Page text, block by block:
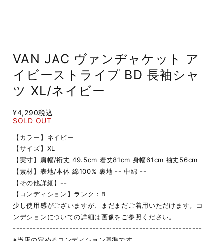
VAN JAC ヴァンヂャケット ア
イビーストライプ BD 長袖シャ
ツ XL/ネイビー
¥4,290税込
SOLD OUT
【カラー】ネイビー
【サイズ】XL
【実寸】肩幅/裄丈 49.5cm 着丈81cm 身幅61cm 袖丈56cm
【素材】表地/本体 綿100% 裏地 -- 中綿 --
【その他詳細】--
【コンディション】ランク：B
少し使用感がございますが、まだまだご着用いただけます。コ
ンデションについての詳細は画像をご参照ください。
---------------------------------------------------------